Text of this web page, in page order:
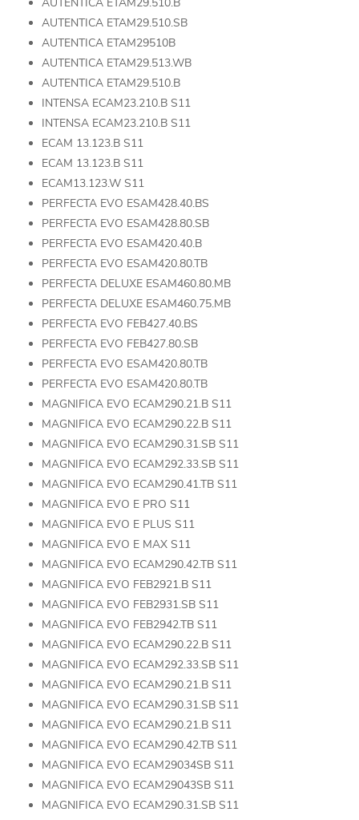
AUTENTICA ETAM29.510.SB
AUTENTICA ETAM29510B
AUTENTICA ETAM29.513.WB
AUTENTICA ETAM29.510.B
INTENSA ECAM23.210.B S11
INTENSA ECAM23.210.B S11
ECAM 13.123.B S11
ECAM 13.123.B S11
ECAM13.123.W S11
PERFECTA EVO ESAM428.40.BS
PERFECTA EVO ESAM428.80.SB
PERFECTA EVO ESAM420.40.B
PERFECTA EVO ESAM420.80.TB
PERFECTA DELUXE ESAM460.80.MB
PERFECTA DELUXE ESAM460.75.MB
PERFECTA EVO FEB427.40.BS
PERFECTA EVO FEB427.80.SB
PERFECTA EVO ESAM420.80.TB
PERFECTA EVO ESAM420.80.TB
MAGNIFICA EVO ECAM290.21.B S11
MAGNIFICA EVO ECAM290.22.B S11
MAGNIFICA EVO ECAM290.31.SB S11
MAGNIFICA EVO ECAM292.33.SB S11
MAGNIFICA EVO ECAM290.41.TB S11
MAGNIFICA EVO E PRO S11
MAGNIFICA EVO E PLUS S11
MAGNIFICA EVO E MAX S11
MAGNIFICA EVO ECAM290.42.TB S11
MAGNIFICA EVO FEB2921.B S11
MAGNIFICA EVO FEB2931.SB S11
MAGNIFICA EVO FEB2942.TB S11
MAGNIFICA EVO ECAM290.22.B S11
MAGNIFICA EVO ECAM292.33.SB S11
MAGNIFICA EVO ECAM290.21.B S11
MAGNIFICA EVO ECAM290.31.SB S11
MAGNIFICA EVO ECAM290.21.B S11
MAGNIFICA EVO ECAM290.42.TB S11
MAGNIFICA EVO ECAM29034SB S11
MAGNIFICA EVO ECAM29043SB S11
MAGNIFICA EVO ECAM290.31.SB S11